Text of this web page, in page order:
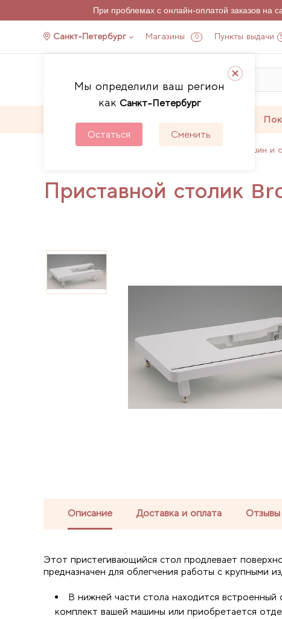
При проблемах с онлайн-оплатой заказов на
Санкт-Петербург Магазины 0 Пункты выдачи
Мы определили ваш регион
как Санкт-Петербург
Остаться Сменить
Каталог Аксессуары для швейных машин и
Приставной столик
Описание Доставка и оплата Отзывы
Этот пристегивающийся стол продлевает
предназначен для облегчения работы с крупными
В нижней части стола находится
комплект вашей машины или приобретается